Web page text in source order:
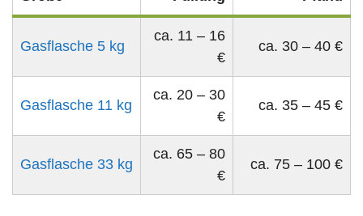
Gasflasche 5 kg
ca. 11 – 16
€
ca. 30 – 40 €
Gasflasche 11 kg
ca. 20 – 30
€
ca. 35 – 45 €
Gasflasche 33 kg
ca. 65 – 80
€
ca. 75 – 100 €